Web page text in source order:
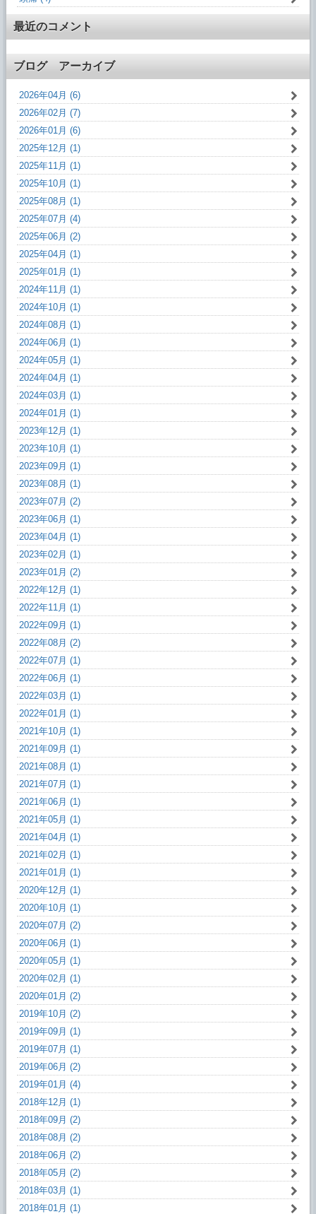
最近のコメント
ブログ アーカイブ
2026年04月 (6)
2026年02月 (7)
2026年01月 (6)
2025年12月 (1)
2025年11月 (1)
2025年10月 (1)
2025年08月 (1)
2025年07月 (4)
2025年06月 (2)
2025年04月 (1)
2025年01月 (1)
2024年11月 (1)
2024年10月 (1)
2024年08月 (1)
2024年06月 (1)
2024年05月 (1)
2024年04月 (1)
2024年03月 (1)
2024年01月 (1)
2023年12月 (1)
2023年10月 (1)
2023年09月 (1)
2023年08月 (1)
2023年07月 (2)
2023年06月 (1)
2023年04月 (1)
2023年02月 (1)
2023年01月 (2)
2022年12月 (1)
2022年11月 (1)
2022年09月 (1)
2022年08月 (2)
2022年07月 (1)
2022年06月 (1)
2022年03月 (1)
2022年01月 (1)
2021年10月 (1)
2021年09月 (1)
2021年08月 (1)
2021年07月 (1)
2021年06月 (1)
2021年05月 (1)
2021年04月 (1)
2021年02月 (1)
2021年01月 (1)
2020年12月 (1)
2020年10月 (1)
2020年07月 (2)
2020年06月 (1)
2020年05月 (1)
2020年02月 (1)
2020年01月 (2)
2019年10月 (2)
2019年09月 (1)
2019年07月 (1)
2019年06月 (2)
2019年01月 (4)
2018年12月 (1)
2018年09月 (2)
2018年08月 (2)
2018年06月 (2)
2018年05月 (2)
2018年03月 (1)
2018年01月 (1)